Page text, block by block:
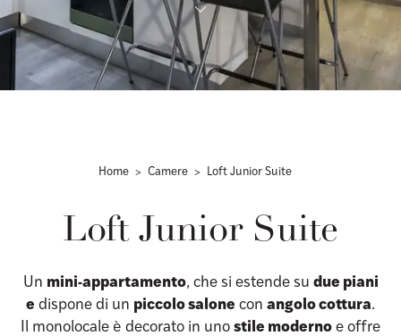
Home Camere Loft Junior Suite
Loft Junior Suite
Un mini-appartamento, che si estende su due piani
e dispone di un piccolo salone con angolo cottura.
Il monolocale è decorato in uno stile moderno e offre